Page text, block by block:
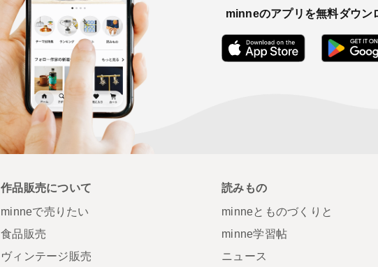
minneのアプリを無料ダウン
App Store か
作品販売について
minneで売りたい
食品販売
ヴィンテージ販売
読みもの
minneとものづくりと
minne学習帖
ニュース